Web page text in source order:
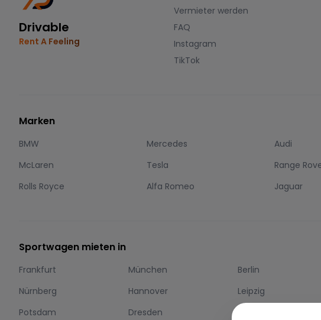
Drivable
Rent A Feeling
Vermieter werden
FAQ
Instagram
TikTok
Marken
BMW Mercedes Audi
McLaren
Tesla Range
Rolls Royce
Alfa Romeo Jaguar
Sportwagen mieten in
Frankfurt München Berlin
Nürnberg
Hannover Leipzig
Potsdam
Dresden